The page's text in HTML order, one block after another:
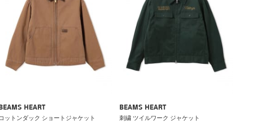
HEART
ットンダック ショートジャケット
BEAMS HEART
刺繍 ツイルワーク ジャケット